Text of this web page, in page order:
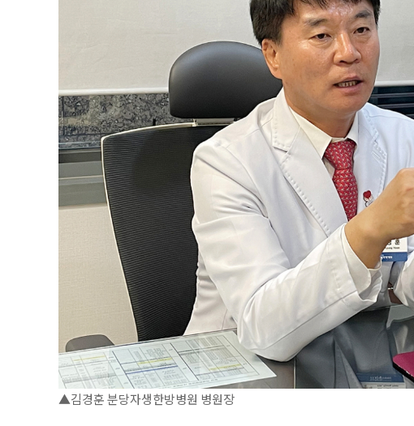
▲김경훈 분당자생한방병원 병원장